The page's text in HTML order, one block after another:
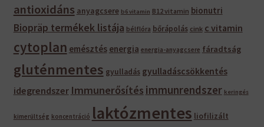
antioxidáns anyagcsere b6 vitamin B12 vitamin bionutri
Biopräp termékek listája bélflóra bőrápolás cink c vitamin
cytoplan emésztés energia energia-anyagcsere fáradtság
gluténmentes gyulladás gyulladáscsökkentés
idegrendszer Immunerősítés immunrendszer keringés
kimerültség koncentráció laktózmentes liofilizált